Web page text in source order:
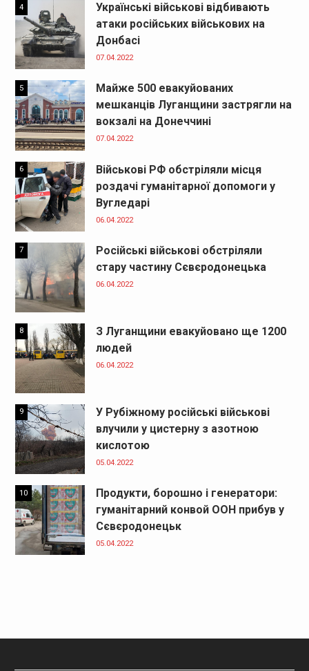
4
Українські військові відбивають
атаки російських військових на
Донбасі
07.04.2022
5
Майже 500 евакуйованих
мешканців Луганщини застрягли на
вокзалі на Донеччині
07.04.2022
6
Військові РФ обстріляли місця
роздачі гуманітарної допомоги у
Вугледарі
06.04.2022
7
Російські військові обстріляли
стару частину Сєвєродонецька
06.04.2022
8
З Луганщини евакуйовано ще 1200
людей
06.04.2022
9
У Рубіжному російські військові
влучили у цистерну з азотною
кислотою
05.04.2022
10
Продукти, борошно і генератори:
гуманітарний конвой ООН прибув у
Сєвєродонецьк
05.04.2022